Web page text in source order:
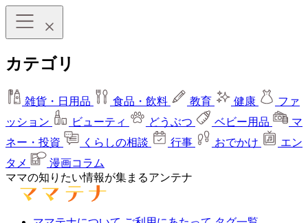
カテゴリ
雑貨・日用品 食品・飲料 教育 健康
ファ
ッション
ビューティ どうぶつ ベビー用品
マ
ネー・投資
くらしの相談 行事 おでかけ
エン
タメ
漫画コラム
ママの知りたい情報が集まるアンテナ